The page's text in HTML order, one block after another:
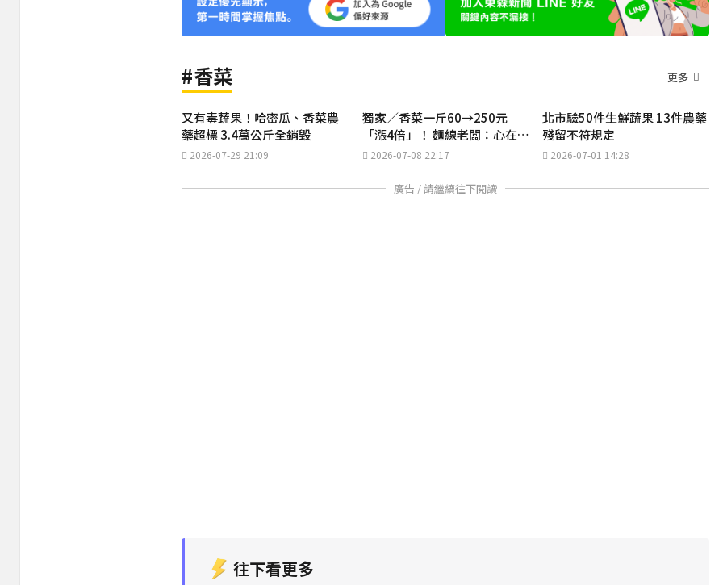
#香菜 更多
又有毒蔬果！哈密瓜、香菜農
藥超標 3.4萬公斤全銷毀
2026-07-29 21:09
獨家／香菜一斤60→250元
「漲4倍」！ 麵線老闆：心在滴
血2026-07-08 22:17
北市驗50件生鮮蔬果 13件農藥
殘留不符規定
2026-07-01 14:28
廣告 / 請繼續往下閱讀
往下看更多